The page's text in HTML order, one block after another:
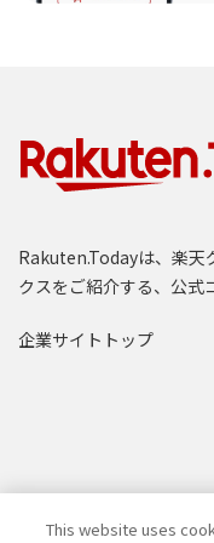
Rakuten.Todayは、楽天
クスをご紹介する、公式
企業サイトトップ
This website uses